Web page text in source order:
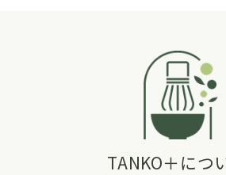
TANKO＋につ